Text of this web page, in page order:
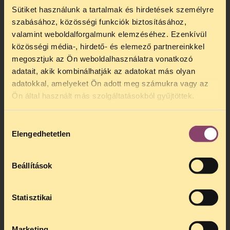
Sütiket használunk a tartalmak és hirdetések személyre
szabásához, közösségi funkciók biztosításához,
valamint weboldalforgalmunk elemzéséhez. Ezenkívül
közösségi média-, hirdető- és elemező partnereinkkel
megosztjuk az Ön weboldalhasználatra vonatkozó
adatait, akik kombinálhatják az adatokat más olyan
adatokkal, amelyeket Ön adott meg számukra vagy az
Ön által használt más szolgáltatásokból gyűjtöttek.
kiválasztása
Elengedhetetlen
Beállítások
Statisztikai
The second part of the film will show how TASZ
acted in light of these events, and also what
happened to Tomi.